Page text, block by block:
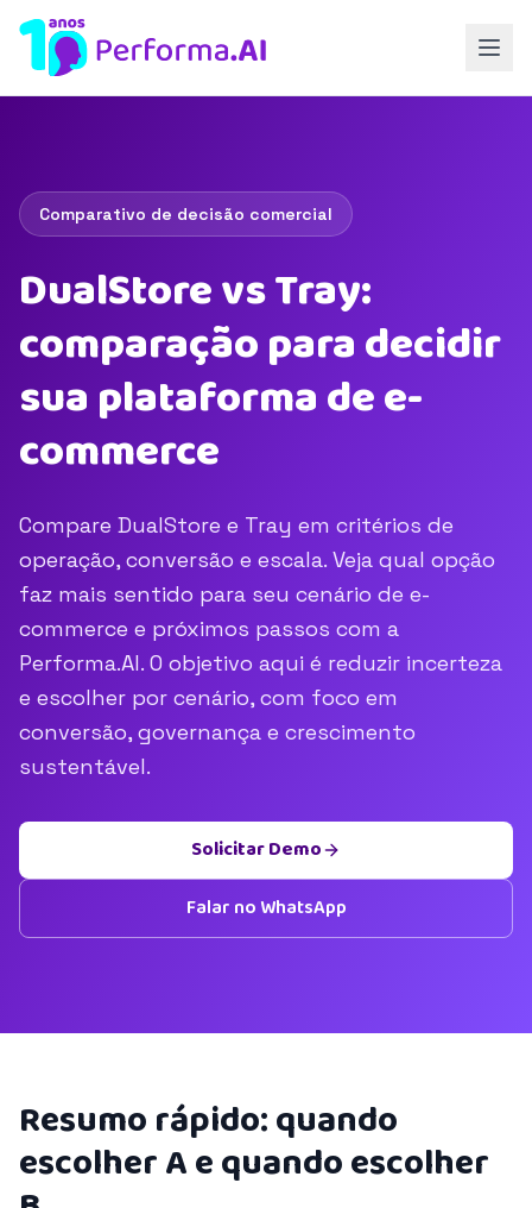
Comparativo de decisão comercial
DualStore vs Tray:
comparação para decidir
sua plataforma de e-
commerce
Compare DualStore e Tray em critérios de
operação, conversão e escala. Veja qual opção
faz mais sentido para seu cenário de e-
commerce e próximos passos com a
Performa.AI. O objetivo aqui é reduzir incerteza
e escolher por cenário, com foco em
conversão, governança e crescimento
sustentável.
Solicitar Demo
Falar no WhatsApp
Resumo rápido: quando
escolher A e quando escolher